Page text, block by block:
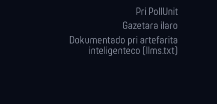
Pri PollUnit
Gazetara ilaro
Dokumentado pri artefarita
inteligenteco (llms.txt)